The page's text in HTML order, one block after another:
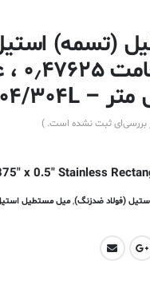
(تسمه)
زنگ
بررسی‌ای ثبت نشده است. )
x 0.5″ Stainless
(فولاد ضدزنگ),میل مستطیل